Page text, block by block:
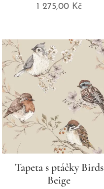
1 275,00Kč
Tapeta s ptáčky Birds
Beige